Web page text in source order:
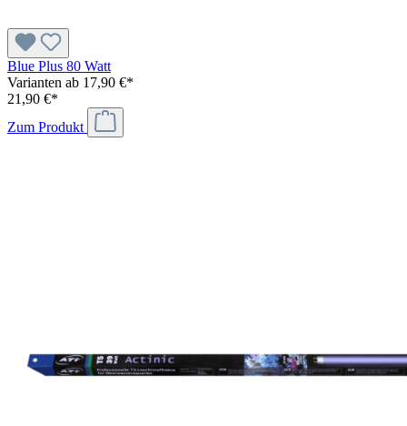
Blue Plus 80 Watt
Varianten ab 17,90 €*
21,90 €*
Zum Produkt